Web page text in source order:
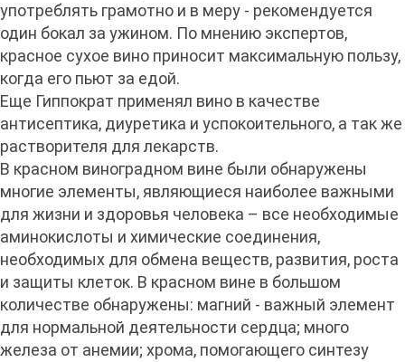
употреблять грамотно и в меру - рекомендуется
один бокал за ужином. По мнению экспертов,
красное сухое вино приносит максимальную пользу,
когда его пьют за едой.
Еще Гиппократ применял вино в качестве
антисептика, диуретика и успокоительного, а так же
растворителя для лекарств.
В красном виноградном вине были обнаружены
многие элементы, являющиеся наиболее важными
для жизни и здоровья человека – все необходимые
аминокислоты и химические соединения,
необходимых для обмена веществ, развития, роста
и защиты клеток. В красном вине в большом
количестве обнаружены: магний - важный элемент
для нормальной деятельности сердца; много
железа от анемии; хрома, помогающего синтезу